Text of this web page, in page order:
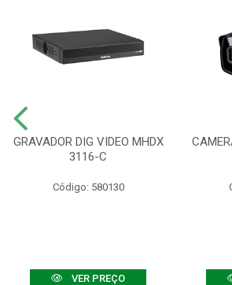
GRAVADOR DIG VIDEO MHDX
3116-C
Código: 580130
VER PREÇO